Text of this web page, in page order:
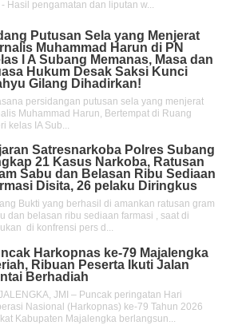
- Hasil pengamatan dan liputan w...
Putusan Sela yang Menjerat
Muhammad Harun di PN
l A Subang Memanas, Masa dan
Hukum Desak Saksi Kunci
Gilang Dihadirkan!
persidangan putusan sela yang menjerat
Muhammad Harun, Bertempat di Ruang
kelas IA Sub...
Satresnarkoba Polres Subang
21 Kasus Narkoba, Ratusan
Sabu dan Belasan Ribu Sediaan
Disita, 26 pelaku Diringkus
Bukti yang berhasil di amankan ratusan gram
dan belasan ribu sediaan farmasi , saat di
di konfrensi pers d...
Harkopnas ke-79 Majalengka
Ribuan Peserta Ikuti Jalan
Berhadiah
JMI – Puncak peringatan Hari
Nasional (Harkopnas) ke-79 Tahun 2026
Kabupaten Majalengka berlangsun...